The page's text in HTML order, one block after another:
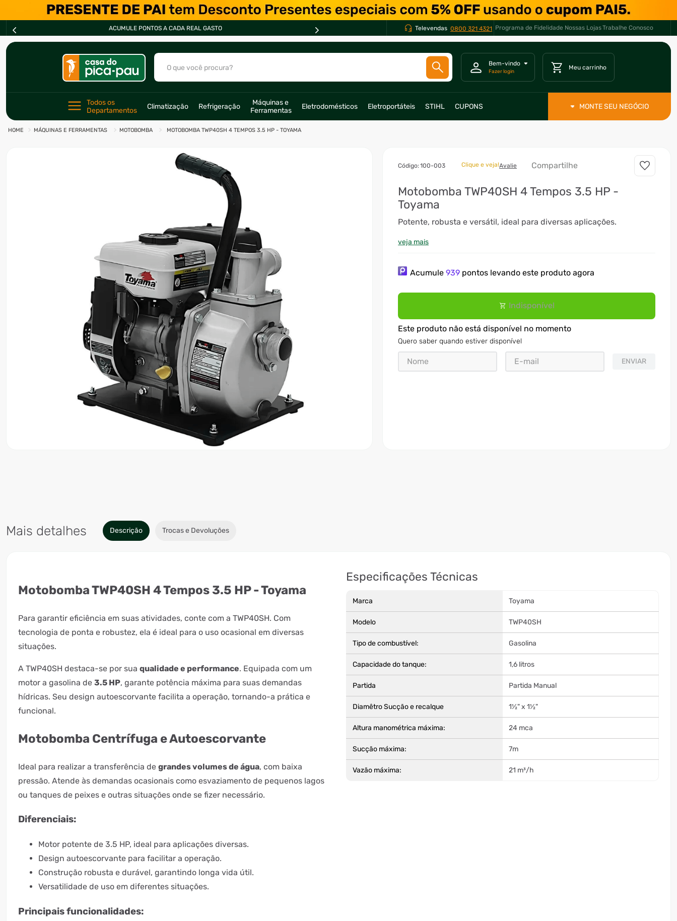
ACUMULE PONTOS A CADA REAL GASTO PARCELE EM ATÉ *10X *
Televendas 0800 321 4321 Programa de Fidelidade Nossas LojasTrabalhe Conosco
O que você procura?
Todos os
Departamentos
Climatização Refrigeração
Máquinas e
Ferramentas
Eletrodomésticos Eletroportáteis STIHL CUPONS MONTE SEU NEGÓCIO
MÁQUINAS E FERRAMENTAS MOTOBOMBA MOTOBOMBA TWP40SH 4 TEMPOS 3.5 HP - TOYAMA
:100-003 Clique e veja!Avalie Compartilhe
Motobomba TWP40SH 4 Tempos 3.5 HP -
Toyama
Potente, robusta e versátil, ideal para diversas aplicações.
veja mais
Acumule939 pontos levando este produto agora
Indisponível
Este produto não está disponível no momento
Quero saber quando estiver disponível
ENVIAR
Mais detalhes Descrição Trocas e Devoluções
Motobomba TWP40SH 4 Tempos 3.5 HP - Toyama
Para garantir eficiência em suas atividades, conte com a TWP40SH. Com
tecnologia de ponta e robustez, ela é ideal para o uso ocasional em diversas
situações.
A TWP40SH destaca-se por sua qualidade e performance. Equipada com um
motor a gasolina de 3.5 HP, garante potência máxima para suas demandas
hídricas. Seu design autoescorvante facilita a operação, tornando-a prática e
funcional.
Motobomba Centrífuga e Autoescorvante
Ideal para realizar a transferência de grandes volumes de água, com baixa
pressão. Atende às demandas ocasionais como esvaziamento de pequenos lagos
ou tanques de peixes e outras situações onde se fizer necessário.
Diferenciais:
Motor potente de 3.5 HP, ideal para aplicações diversas.
Design autoescorvante para facilitar a operação.
Construção robusta e durável, garantindo longa vida útil.
Versatilidade de uso em diferentes situações.
Principais funcionalidades:
Especificações Técnicas
Marca Toyama
Modelo TWP40SH
Tipo de combustível: Gasolina
Capacidade do tanque: 1,6 litros
Partida Partida Manual
Diamêtro Sucção e recalque 1½" x 1½"
Altura manométrica máxima: 24 mca
Sucção máxima: 7m
Vazão máxima: 21 m³/h
2 º
freezer
fogão
forno
motosserra
8º
ventilador
9
roçadeira
lavadora